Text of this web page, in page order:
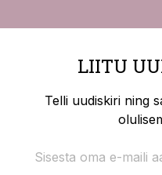
LIITU
Telli uudiskiri ning